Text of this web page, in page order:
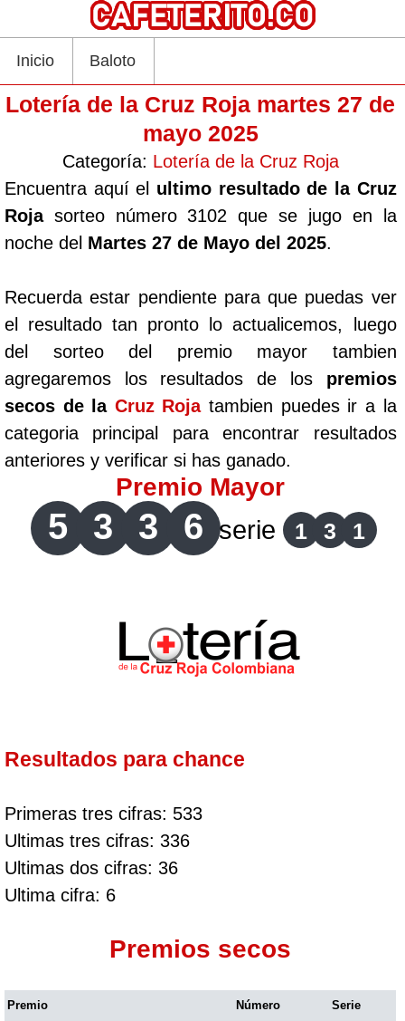
Inicio Baloto
Lotería de la Cruz Roja martes 27 de
mayo 2025
Categoría: Lotería de la Cruz Roja
Encuentra aquí el ultimo resultado de la Cruz
Rojasorteo número 3102 que se jugo en la
noche del Martes 27 de Mayo del 2025.
Recuerda estar pendiente para que puedas ver
el resultado tan pronto lo actualicemos, luego
del sorteo del premio mayor tambien
agregaremos los resultados de los premios
secos de la Cruz Rojatambien puedes ir a la
categoria principal para encontrar resultados
anteriores y verificar si has ganado.
Premio Mayor
5 3 3 6 serie 1 3 1
Resultados para chance
Primeras tres cifras: 533
Ultimas tres cifras: 336
Ultimas dos cifras: 36
Ultima cifra: 6
Premios secos
Premio Número Serie